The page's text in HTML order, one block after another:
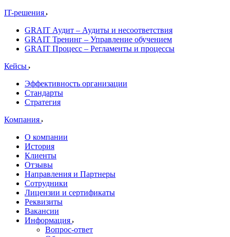
IT-решения
GRAIT Аудит – Аудиты и несоответствия
GRAIT Тренинг – Управление обучением
GRAIT Процесс – Регламенты и процессы
Кейсы
Эффективность организации
Стандарты
Стратегия
Компания
О компании
История
Клиенты
Отзывы
Направления и Партнеры
Сотрудники
Лицензии и сертификаты
Реквизиты
Вакансии
Информация
Вопрос-ответ